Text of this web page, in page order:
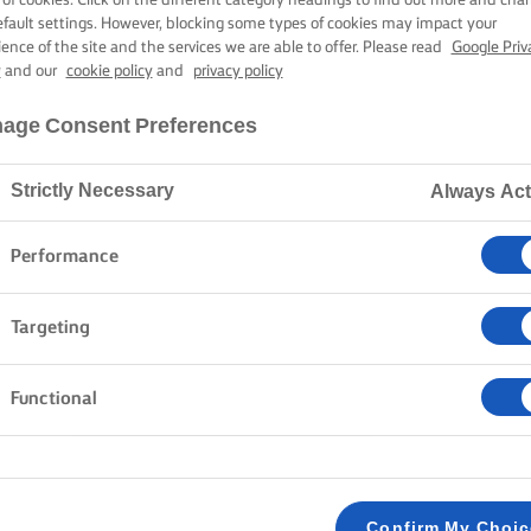
Home Συνταγές
ΠΟΔΙΑ ΣΑΣ ΚΑΙ ΔΕΙΤΕ ΤΙΣ
Ψάρια
settings. However, blocking some types of cookies may impact your
of the site and the services we are able to offer. Please read
Google
and our cookie policyand privacy policy
Consent Preferences
Strictly Necessary Always
Performance
Targeting
Functional